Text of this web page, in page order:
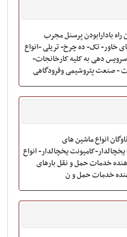
بادارابودن پرسنل مجرب
خاور- تک- ده چرخ- تریلی -انواع
دهی به کلیه کارخانجات-
- صنعت پتروشیمی وفرودگاهی
مناسب آماده همکا
ناوگان انواع ماشین های
کامیونت یخچالدار- انواع
خدمات حمل و نقل بارهای
خدمات حمل و ن